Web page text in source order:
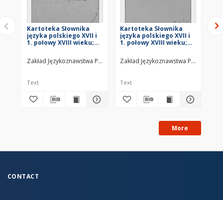
Kartoteka Słownika
języka polskiego XVII i
1. połowy XVIII wieku;
Zakład Językoznawstwa PAN w Warszawie
Text
Kartoteka Słownika
języka polskiego XVII i
1. połowy XVIII wieku;
Zakład Językoznawstwa PAN w
Text
More
CONTACT